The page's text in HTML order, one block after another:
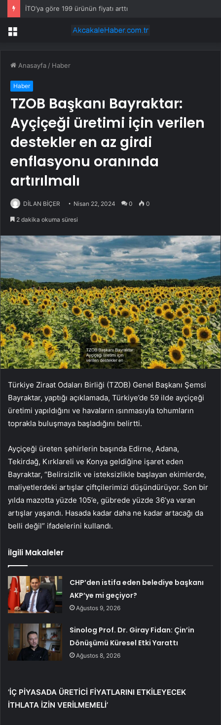
İTO’ya göre 199 ürünün fiyatı arttı
Menü
Anasayfa / Haber
Haber
TZOB Başkanı Bayraktar:
Ayçiçeği üretimi için verilen
destekler en az girdi
enflasyonu oranında
artırılmalı
DİLAN BİÇER Nisan 22, 2024 0 0
2 dakika okuma süresi
Türkiye Ziraat Odaları Birliği (TZOB) Genel Başkanı Şemsi
Bayraktar, yaptığı açıklamada, Türkiye’de 59 ilde ayçiçeği
üretimi yapıldığını ve havaların ısınmasıyla tohumların
toprakla buluşmaya başladığını belirtti.
Ayçiçeği üreten şehirlerin başında Edirne, Adana,
Tekirdağ, Kırklareli ve Konya geldiğine işaret eden
Bayraktar, “Belirsizlik ve isteksizlikle başlayan ekimlerde,
maliyetlerdeki artışlar çiftçilerimizi düşündürüyor. Son bir
yılda mazotta yüzde 105’e, gübrede yüzde 36’ya varan
artışlar yaşandı. Hasada kadar daha ne kadar artacağı da
belli değil” ifadelerini kullandı.
İlgili Makaleler
CHP’den istifa eden belediye başkanı
AKP’ye mi geçiyor?
Ağustos 9, 2026
Sinolog Prof. Dr. Giray Fidan: Çin’in
Dönüşümü Küresel Etki Yarattı
Ağustos 8, 2026
‘İÇ PİYASADA ÜRETİCİ FİYATLARINI ETKİLEYECEK
İTHLATA İZİN VERİLMEMELİ’